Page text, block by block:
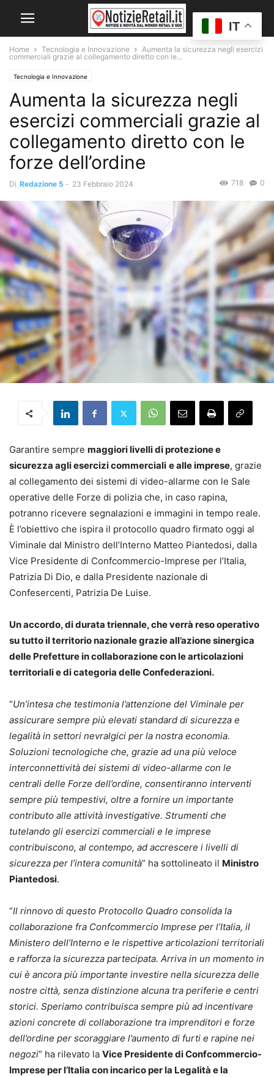
Home Tecnologia e Innovazione
Aumenta la sicurezza negli esercizi
commerciali grazie al collegamento diretto con le...
Tecnologia e Innovazione
Aumenta la sicurezza negli
esercizi commerciali grazie al
collegamento diretto con le
forze dell’ordine
Di Redazione 5 - 23 Febbraio 2024 0
718
Garantire sempre maggiori livelli di protezione e
sicurezza agli esercizi commerciali e alle imprese, grazie
al collegamento dei sistemi di video-allarme con le Sale
operative delle Forze di polizia che, in caso rapina,
potranno ricevere segnalazioni e immagini in tempo reale.
È l’obiettivo che ispira il protocollo quadro firmato oggi al
Viminale dal Ministro dell’Interno Matteo Piantedosi, dalla
Vice Presidente di Confcommercio-Imprese per l’Italia,
Patrizia Di Dio, e dalla Presidente nazionale di
Confesercenti, Patrizia De Luise.
Un accordo, di durata triennale, che verrà reso operativo
su tutto il territorio nazionale grazie all’azione sinergica
delle Prefetture in collaborazione con le articolazioni
territoriali e di categoria delle Confederazioni.
“Un’intesa che testimonia l’attenzione del Viminale per
assicurare sempre più elevati standard di sicurezza e
legalità in settori nevralgici per la nostra economia.
Soluzioni tecnologiche che, grazie ad una più veloce
interconnettività dei sistemi di video-allarme con le
centrali delle Forze dell’ordine, consentiranno interventi
sempre più tempestivi, oltre a fornire un importante
contributo alle attività investigative. Strumenti che
tutelando gli esercizi commerciali e le imprese
contribuiscono, al contempo, ad accrescere i livelli di
sicurezza per l’intera comunità” ha sottolineato il Ministro
Piantedosi.
“Il rinnovo di questo Protocollo Quadro consolida la
collaborazione fra Confcommercio Imprese per l’Italia, il
Ministero dell’Interno e le rispettive articolazioni territoriali
e rafforza la sicurezza partecipata. Arriva in un momento in
cui è ancora più importante investire nella sicurezza delle
nostre città, senza distinzione alcuna tra periferie e centri
storici. Speriamo contribuisca sempre più ad incentivare
azioni concrete di collaborazione tra imprenditori e forze
dell’ordine per scoraggiare l’aumento di furti e rapine nei
negozi” ha rilevato la Vice Presidente di Confcommercio-
Imprese per l’Italia con incarico per la Legalità e la
IT